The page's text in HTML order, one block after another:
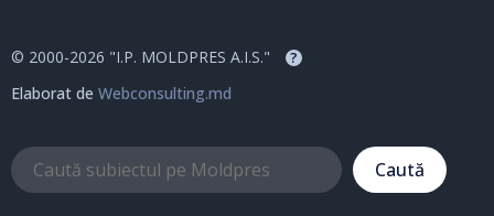
© 2000-2026 "I.P. MOLDPRES A.I.S." ?
Elaborat de Webconsulting.md
Caută